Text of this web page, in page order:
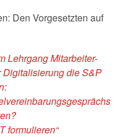
Den Vorgesetzten auf
Lehrgang Mitarbeiter-
Digitalisierung dieS&P
formulieren“